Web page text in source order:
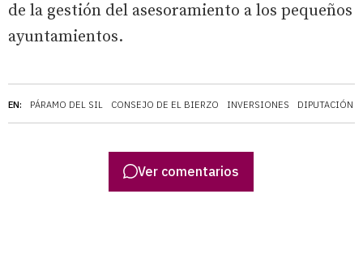
EN: PÁRAMO DEL SIL CONSEJO DE EL BIERZO INVERSIONES DIPUTACIÓN
de la gestión del asesoramiento a los pequeños
ayuntamientos.
Ver comentarios